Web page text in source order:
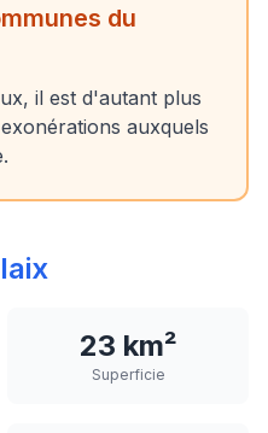
du
il est d'autant plus
auxquels
23 km²
Superficie